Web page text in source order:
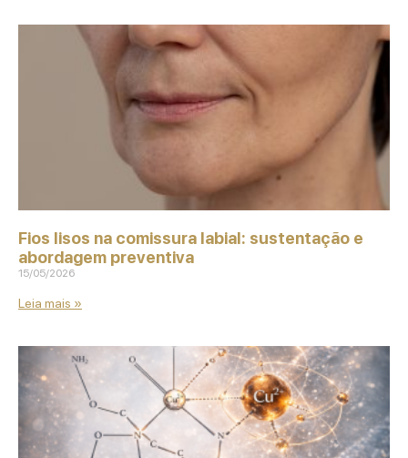
Fios lisos na comissura labial: sustentação e
abordagem preventiva
15/05/2026
Leia mais »